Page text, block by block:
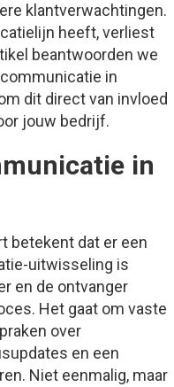
klantverwachtingen.
heeft, verliest
beantwoorden we
in
dit direct van invloed
jouw bedrijf.
in
betekent dat er een
uitwisseling is
en de ontvanger
Het gaat om vaste
over
en een
Niet eenmalig, maar